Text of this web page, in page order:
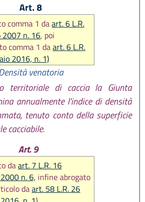
Art. 8
comma 1 daart. 6 L.R.
2007 n. 16, poi
comma 1 daart. 6 L.R.
2016, n. 1)
venatoria
territoriale di caccia la Giunta
annualmente l'indice di densità
tenuto conto della superficie
cacciabile.
Art. 9
daart. 7 L.R. 16
n. 6, infine abrogato
daart. 58 L.R. 26